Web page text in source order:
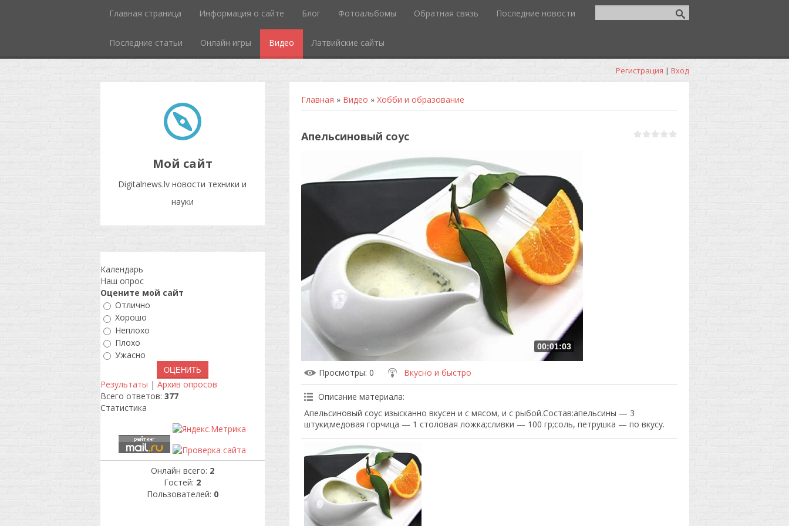
Главная страница Информация о сайте Блог Фотоальбомы Обратная связь Последние новости
Последние статьи Онлайн игры Видео Латвийские сайты
Регистрация | Вход
Мой сайт
Digitalnews.lv новости техники и
науки
Главная » Видео » Хобби и образование
Апельсиновый соус
00:01:03
Просмотры: 0 Вкусно и быстро
Описание материала:
Апельсиновый соус изысканно вкусен и с мясом, и с рыбой.Состав:апельсины — 3
штуки;медовая горчица — 1 столовая ложка;сливки — 100 гр;соль, петрушка — по вкусу.
Календарь
Наш опрос
Оцените мой сайт
Отлично
Хорошо
Неплохо
Плохо
Ужасно
Результаты | Архив опросов
Всего ответов: 377
Статистика
Онлайн всего: 2
Гостей: 2
Пользователей: 0